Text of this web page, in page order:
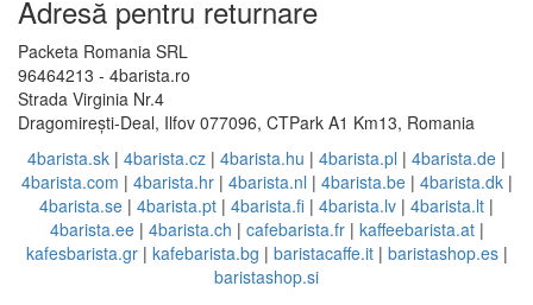
Adresă pentru returnare
Packeta Romania SRL
96464213 - 4barista.ro
Strada Virginia Nr.4
Dragomirești-Deal, Ilfov 077096, CTPark A1 Km13, Romania
4barista.sk | 4barista.cz | 4barista.hu | 4barista.pl | 4barista.de |
4barista.com | 4barista.hr| 4barista.nl | 4barista.be| 4barista.dk|
4barista.se | 4barista.pt | 4barista.fi | 4barista.lv | 4barista.lt |
4barista.ee| 4barista.ch | cafebarista.fr| kaffeebarista.at|
kafesbarista.gr| kafebarista.bg | baristacaffe.it| baristashop.es|
baristashop.si